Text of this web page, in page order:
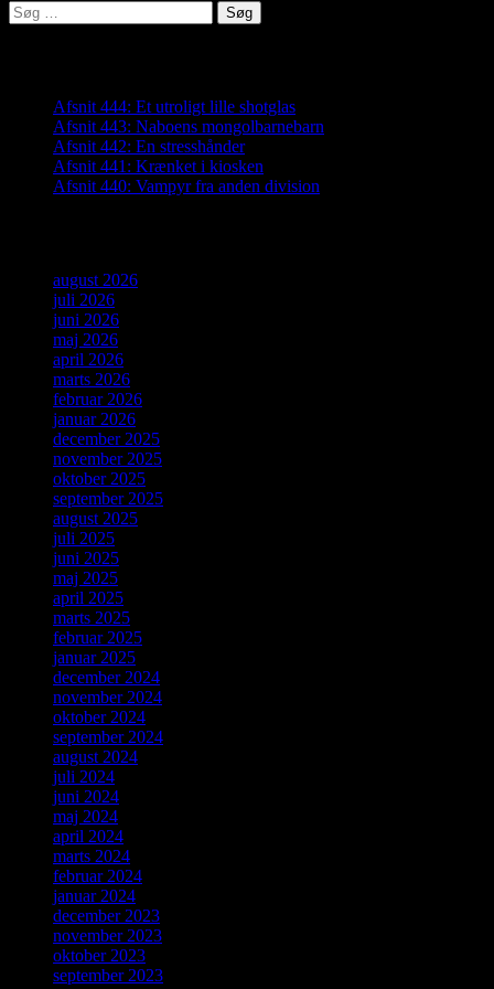
Søg
efter:
Afsnit 444: Et utroligt lille shotglas
Afsnit 443: Naboens mongolbarnebarn
Afsnit 442: En stresshånder
Afsnit 441: Krænket i kiosken
Afsnit 440: Vampyr fra anden division
august 2026
juli 2026
juni 2026
maj 2026
april 2026
marts 2026
februar 2026
januar 2026
december 2025
november 2025
oktober 2025
september 2025
august 2025
juli 2025
juni 2025
maj 2025
april 2025
marts 2025
februar 2025
januar 2025
december 2024
november 2024
oktober 2024
september 2024
august 2024
juli 2024
juni 2024
maj 2024
april 2024
marts 2024
februar 2024
januar 2024
december 2023
november 2023
oktober 2023
september 2023